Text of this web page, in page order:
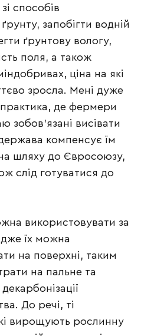
способів
запобігти водній
ґрунтову вологу,
поля, а також
ціна на які
зросла. Мені дуже
де фермери
зобов’язані висівати
компенсує їм
шляху до Євросоюзу,
слід готуватися до
використовувати за
їх можна
на поверхні, таким
на пальне та
До речі, ті
вирощують рослинну